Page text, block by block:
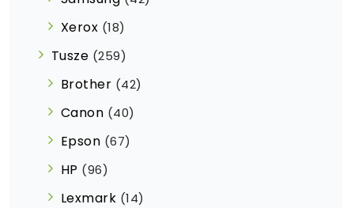
Xerox (18)
Tusze (259)
Brother (42)
Canon (40)
Epson (67)
HP (96)
Lexmark (14)